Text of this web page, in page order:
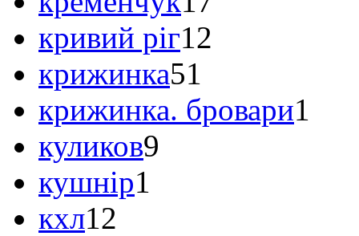
кривий ріг12
крижинка51
крижинка. бровари1
куликов9
кушнір1
кхл12